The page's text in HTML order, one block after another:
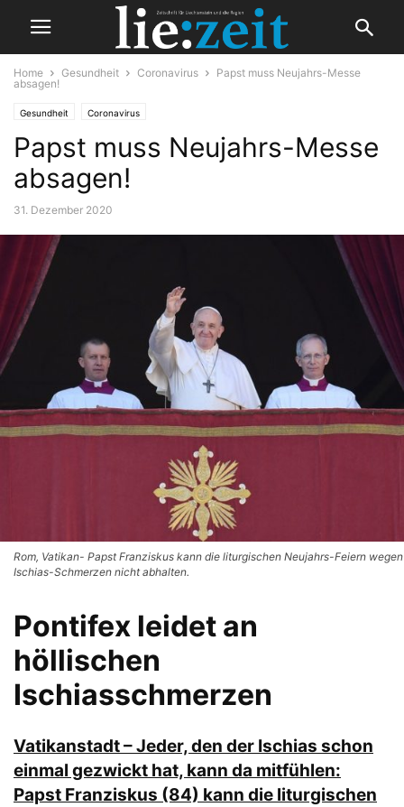
Home Gesundheit Coronavirus
Papst muss Neujahrs-Messe
absagen!
Gesundheit Coronavirus
Papst muss Neujahrs-Messe
absagen!
31. Dezember 2020
Rom, Vatikan- Papst Franziskus kann die liturgischen Neujahrs-Feiern wegen
Ischias-Schmerzen nicht abhalten.
Pontifex leidet an
höllischen
Ischiasschmerzen
Vatikanstadt – Jeder, den der Ischias schon
einmal gezwickt hat, kann da mitfühlen:
Papst Franziskus (84) kann die liturgischen